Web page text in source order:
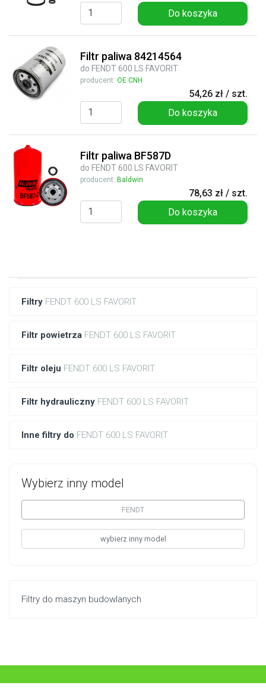
Filtry FENDT 600 LS FAVORIT
Filtr powietrza FENDT 600 LS FAVORIT
Filtr oleju FENDT 600 LS FAVORIT
Filtr hydrauliczny FENDT 600 LS FAVORIT
Inne filtry do FENDT 600 LS FAVORIT
Wybierz inny model
FENDT
wybierz inny model
Filtry do maszyn budowlanych
Do koszyka
Filtr paliwa 84214564
do FENDT 600 LS FAVORIT
producent: OE CNH
54,26 zł / szt.
Do koszyka
Filtr paliwa BF587D
do FENDT 600 LS FAVORIT
producent: Baldwin
78,63 zł / szt.
Do koszyka